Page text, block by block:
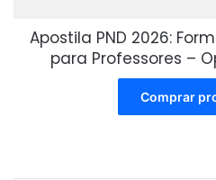
Apostila PND 2026:
para Professores –
Comprar